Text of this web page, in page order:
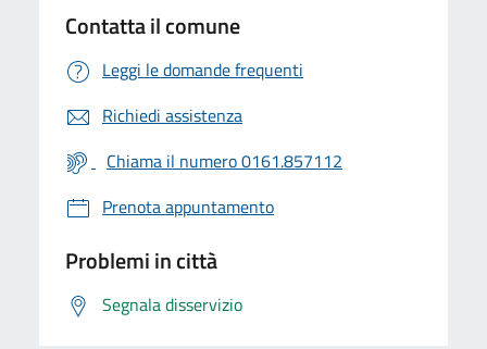
Contatta il comune
Leggi le domande frequenti
Richiedi assistenza
Chiama il numero 0161.857112
Prenota appuntamento
Problemi in città
Segnala disservizio